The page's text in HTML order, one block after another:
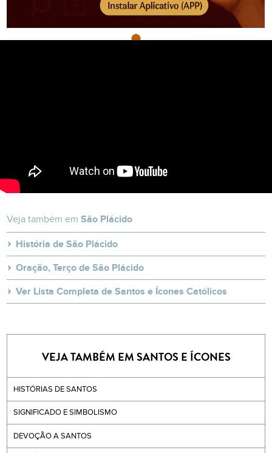
Veja também emSão Plácido
História de São Plácido
Oração, Terço de São Plácido
Ver Lista Completa de Santos e Ícones Católicos
VEJA TAMBÉM EM SANTOS E ÍCONES
HISTÓRIAS DE SANTOS
SIGNIFICADO E SIMBOLISMO
DEVOÇÃO A SANTOS